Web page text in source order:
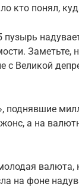
кто понял,
пузырь
Заметьте,
с Великой
поднявшие
а на
валюта,
на фоне